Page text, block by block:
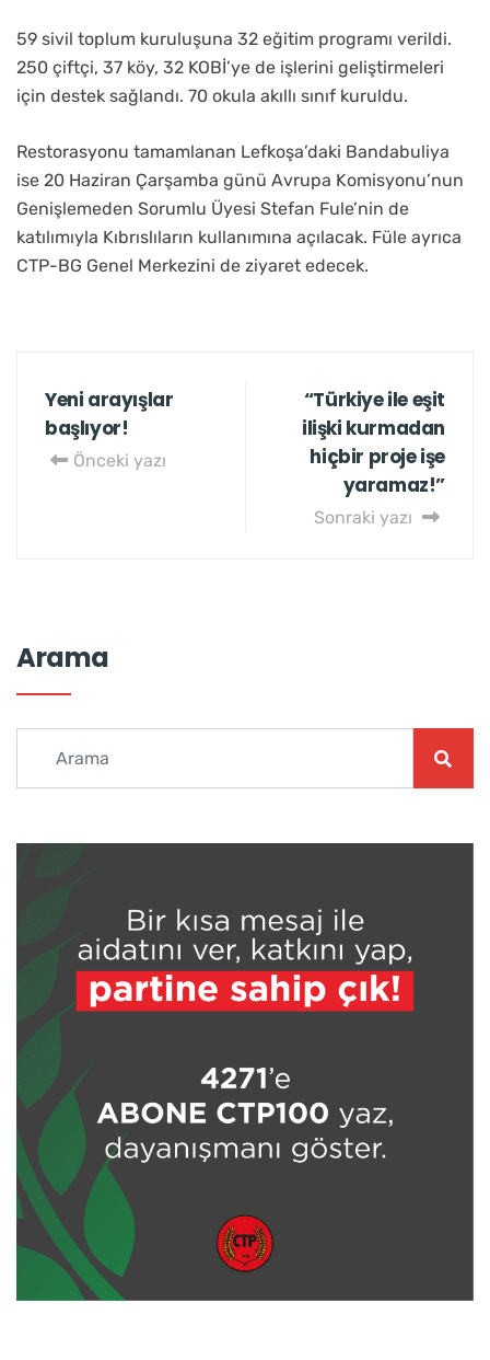
59 sivil toplum kuruluşuna 32 eğitim programı verildi.
250 çiftçi, 37 köy, 32 KOBİ’ye de işlerini geliştirmeleri
için destek sağlandı. 70 okula akıllı sınıf kuruldu.
Restorasyonu tamamlanan Lefkoşa’daki Bandabuliya
ise 20 Haziran Çarşamba günü Avrupa Komisyonu’nun
Genişlemeden Sorumlu Üyesi Stefan Fule’nin de
katılımıyla Kıbrıslıların kullanımına açılacak. Füle ayrıca
CTP-BG Genel Merkezini de ziyaret edecek.
Yeni arayışlar
başlıyor!
Önceki yazı
“Türkiye ile eşit
ilişki kurmadan
hiçbir proje işe
yaramaz!”
Sonraki yazı
Arama